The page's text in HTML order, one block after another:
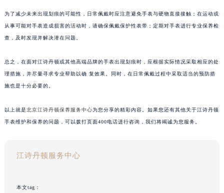
为了减少未来出现划痕的可能性，日常佩戴时应注意避免手表与硬物直接接触；在运动或
从事可能对手表造成损害的活动时，请确保佩戴保护性表带；定期对手表进行专业保养检
查，及时发现并解决潜在问题。
总之，在面对江诗丹顿或其他高端品牌的手表出现划痕时，应根据实际情况采取相应的处
理措施，并尽量寻求专业帮助以确 复效果。同时，在日常佩戴过程中采取适当的预防措
施也是十分必要的。
以上就是北京江诗丹顿保养服务中心为您分享的精彩内容。如果您还有其他关于江诗丹顿
手表维护和保养的问题，可以拨打页面400电话进行咨询，我们将竭诚为您服务。
江诗丹顿服务中心
本文tag：